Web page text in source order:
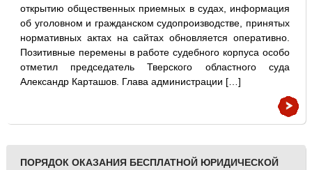
открытию общественных приемных в судах, информация
об уголовном и гражданском судопроизводстве, принятых
нормативных актах на сайтах обновляется оперативно.
Позитивные перемены в работе судебного корпуса особо
отметил председатель Тверского областного суда
Александр Карташов. Глава администрации […]
ПОРЯДОК ОКАЗАНИЯ БЕСПЛАТНОЙ ЮРИДИЧЕСКОЙ